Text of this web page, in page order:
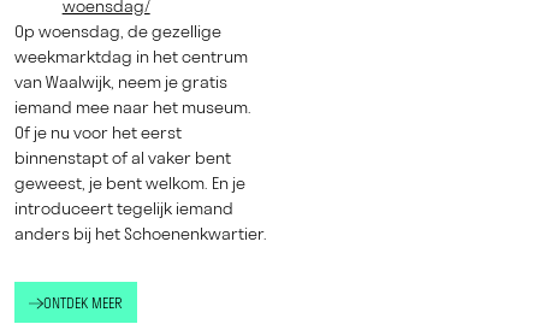
woensdag/
Op woensdag, de gezellige
weekmarktdag in het centrum
van Waalwijk, neem je gratis
iemand mee naar het museum.
Of je nu voor het eerst
binnenstapt of al vaker bent
geweest, je bent welkom. En je
introduceert tegelijk iemand
anders bij het Schoenenkwartier.
ONTDEK MEER